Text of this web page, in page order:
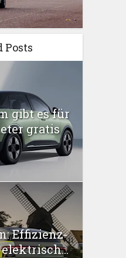
Posts
gibt es für
gratis
Effizienz-